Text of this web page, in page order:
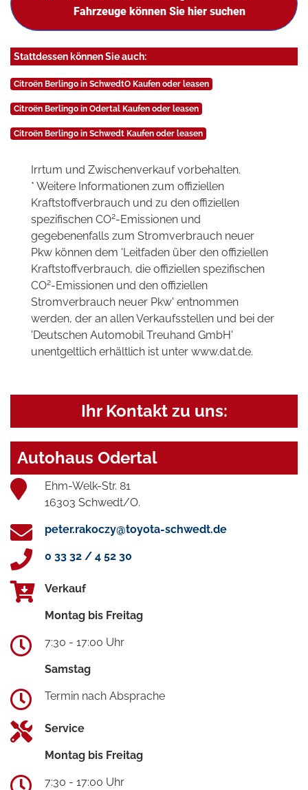
Fahrzeuge können Sie hier suchen
Stattdessen können Sie auch:
Citroën Berlingo in SchwedtO Kaufen oder leasen
Citroën Berlingo in Odertal Kaufen oder leasen
Citroën Berlingo in Schwedt Kaufen oder leasen
Irrtum und Zwischenverkauf vorbehalten.
* Weitere Informationen zum offiziellen
Kraftstoffverbrauch und zu den offiziellen
spezifischen CO2-Emissionen und
gegebenenfalls zum Stromverbrauch neuer
Pkw können dem 'Leitfaden über den offiziellen
Kraftstoffverbrauch, die offiziellen spezifischen
CO2-Emissionen und den offiziellen
Stromverbrauch neuer Pkw' entnommen
werden, der an allen Verkaufsstellen und bei der
'Deutschen Automobil Treuhand GmbH'
unentgeltlich erhältlich ist unter www.dat.de.
Ihr Kontakt zu uns:
Autohaus Odertal
Ehm-Welk-Str. 81
16303 Schwedt/O.
peter.rakoczy@toyota-schwedt.de
0 33 32 / 4 52 30
Verkauf
Montag bis Freitag
7:30 - 17:00 Uhr
Samstag
Termin nach Absprache
Service
Montag bis Freitag
7:30 - 17:00 Uhr